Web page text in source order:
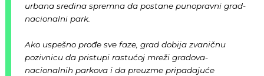
urbana sredina spremna da postane punopravni grad-
nacionalni park.
Ako uspešno prođe sve faze, grad dobija zvaničnu
pozivnicu da pristupi rastućoj mreži gradova-
nacionalnih parkova i da preuzme pripadajuće